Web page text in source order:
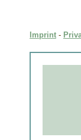
Imprint -